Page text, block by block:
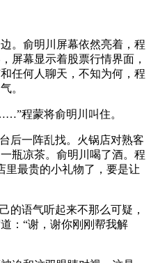
。俞明川屏幕依然亮着，程
屏幕显示着股票行情界面，
任何人聊天，不知为何，程
。
程蒙将俞明川叫住。
后一阵乱找。火锅店对熟客
瓶凉茶。俞明川喝了酒。程
里最贵的小礼物了，要是让
的语气听起来不那么可疑，
：“谢，谢你刚刚帮我解